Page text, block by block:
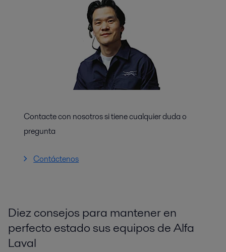
Contacte con nosotros si tiene cualquier duda o
pregunta
Contáctenos
Diez consejos para mantener en
perfecto estado sus equipos de Alfa
Laval